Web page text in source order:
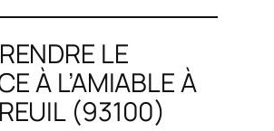
LE
À L’AMIABLE À
(93100)